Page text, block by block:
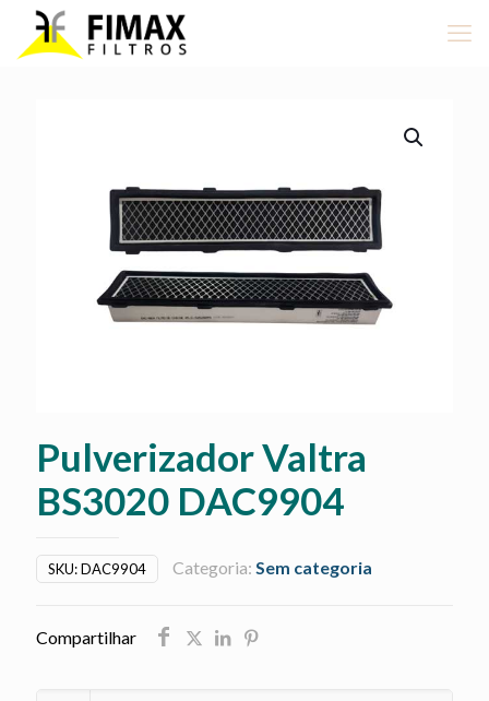
Pulverizador Valtra
BS3020 DAC9904
SKU:DAC9904 Categoria: Sem categoria
Compartilhar